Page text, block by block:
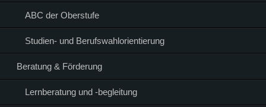
ABC der Oberstufe
Studien- und Berufswahlorientierung
Beratung & Förderung
Lernberatung und -begleitung